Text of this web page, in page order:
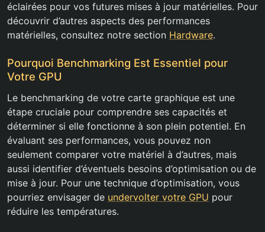
éclairées pour vos futures mises à jour matérielles. Pour
découvrir d’autres aspects des performances
matérielles, consultez notre section Hardware.
Pourquoi Benchmarking Est Essentiel pour
Votre GPU
Le benchmarking de votre carte graphique est une
étape cruciale pour comprendre ses capacités et
déterminer si elle fonctionne à son plein potentiel. En
évaluant ses performances, vous pouvez non
seulement comparer votre matériel à d’autres, mais
aussi identifier d’éventuels besoins d’optimisation ou de
mise à jour. Pour une technique d’optimisation, vous
pourriez envisager de undervolter votre GPU pour
réduire les températures.